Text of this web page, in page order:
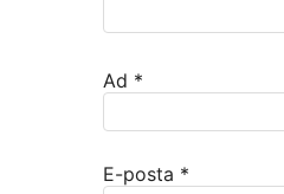
Ad *
E-posta *